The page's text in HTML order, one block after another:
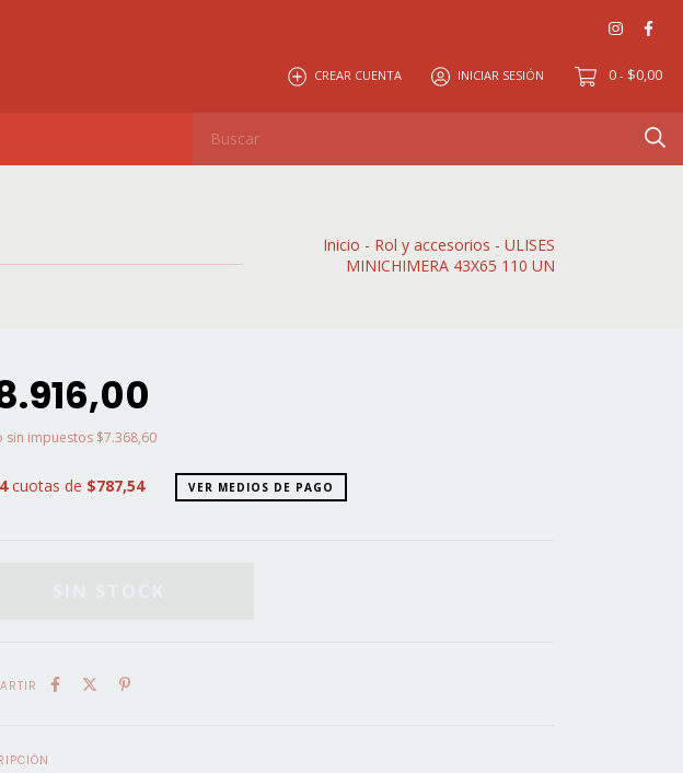
CREAR CUENTA INICIAR SESIÓN 0 - $0,00
Inicio - Rol y accesorios - ULISES
MINICHIMERA 43X65 110 UN
sin impuestos $7.368,60
cuotas de $787,54 VER MEDIOS DE PAGO